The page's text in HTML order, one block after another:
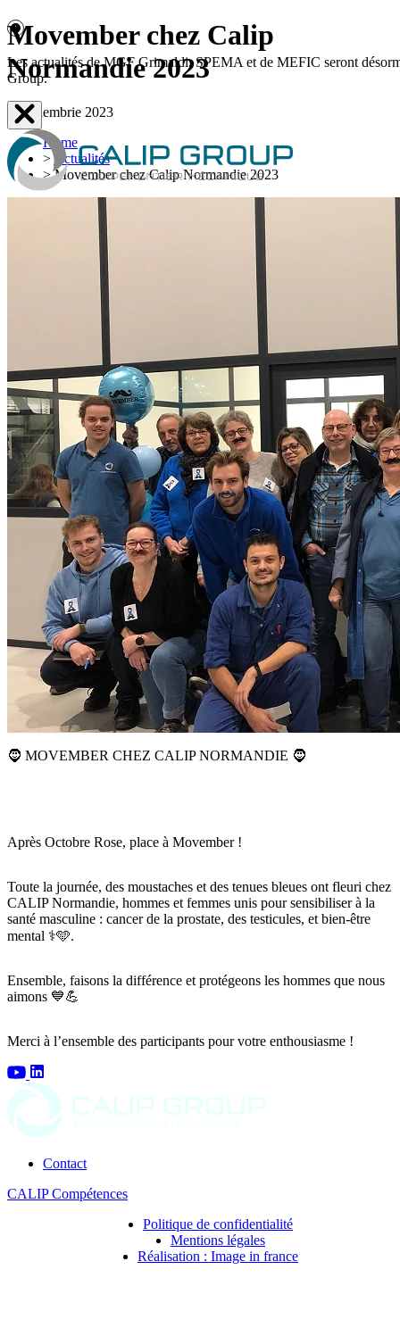
Les actualités de MGF Grimaldi, SPEMA et de MEFIC seront
Group.
Movember chez Calip
Normandie 2023
20 noiembrie 2023
Home
>Actualités
>Movember chez Calip Normandie 2023
🧔 MOVEMBER CHEZ CALIP NORMANDIE 🧔
Après Octobre Rose, place à Movember !
Toute la journée, des moustaches et des tenues bleues ont fleuri chez
CALIP Normandie, hommes et femmes unis pour sensibiliser à la
santé masculine : cancer de la prostate, des testicules, et bien-être
mental ⚕️🩵.
Ensemble, faisons la différence et protégeons les hommes que nous
aimons 💙💪
Merci à l’ensemble des participants pour votre enthousiasme !
Contact
CALIP Compétences
Politique de confidentialité
Mentions légales
Réalisation : Image in france